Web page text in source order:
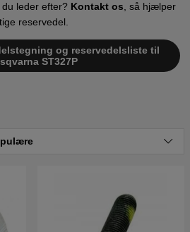
leder efter? Kontakt os, så hjælper
reservedel.
og reservedelsliste til
ST327P